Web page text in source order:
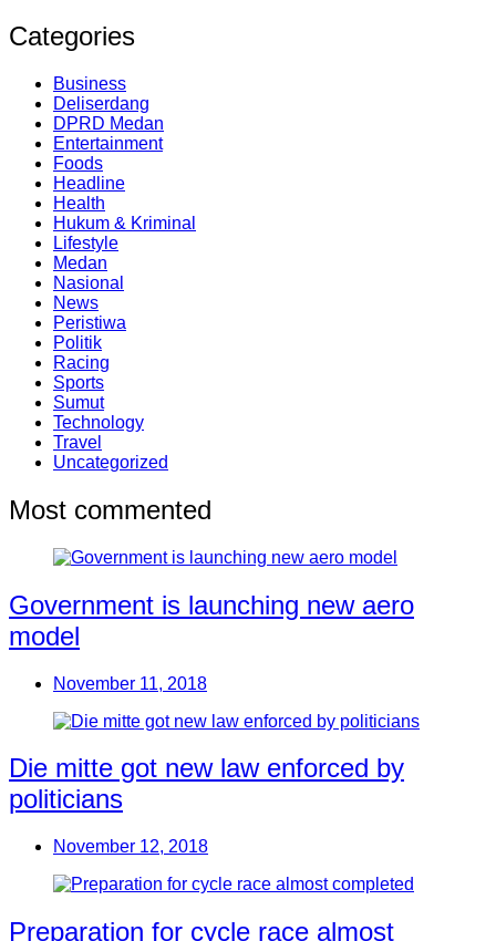
Categories
Business
Deliserdang
DPRD Medan
Entertainment
Foods
Headline
Health
Hukum & Kriminal
Lifestyle
Medan
Nasional
News
Peristiwa
Politik
Racing
Sports
Sumut
Technology
Travel
Uncategorized
Most commented
Government is launching new aero
model
November 11, 2018
Die mitte got new law enforced by
politicians
November 12, 2018
Preparation for cycle race almost